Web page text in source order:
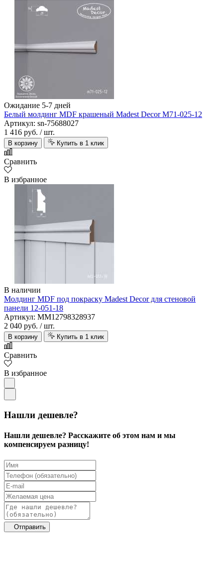
Ожидание 5-7 дней
Белый молдинг MDF крашеный Madest Decor M71-025-12
Артикул: sn-75688027
1 416 руб. / шт.
В корзину Купить в 1 клик
Сравнить
В избранное
В наличии
Молдинг MDF под покраску Madest Decor для стеновой
панели 12-051-18
Артикул: MM12798328937
2 040 руб. / шт.
В корзину Купить в 1 клик
Сравнить
В избранное
Нашли дешевле?
Нашли дешевле? Расскажите об этом нам и мы
компенсируем разницу!
Отправить